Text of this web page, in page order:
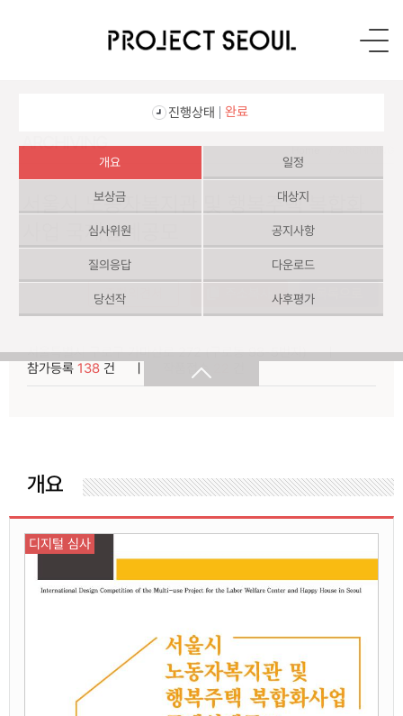
프
로
고
진행상태 완료
개요 일정
보상금 대상지
심사위원 공지사항
질의응답 다운로드
당선작 사후평가
ARCHIVING
서울시 노동자복지관 및 행복주택 복합화
사업 국제설계공모
종합의견서
서울특별시 구로구 가마산로 272 (구로동 98-5번지)
ㅣ
참가등록 138 건 ㅣ 작품접수
개요
디지털 심사